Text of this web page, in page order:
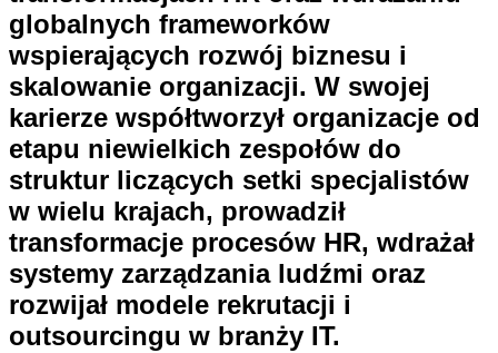
globalnych frameworków
wspierających rozwój biznesu i
skalowanie organizacji. W swojej
karierze współtworzył organizacje od
etapu niewielkich zespołów do
struktur liczących setki specjalistów
w wielu krajach, prowadził
transformacje procesów HR, wdrażał
systemy zarządzania ludźmi oraz
rozwijał modele rekrutacji i
outsourcingu w branży IT.